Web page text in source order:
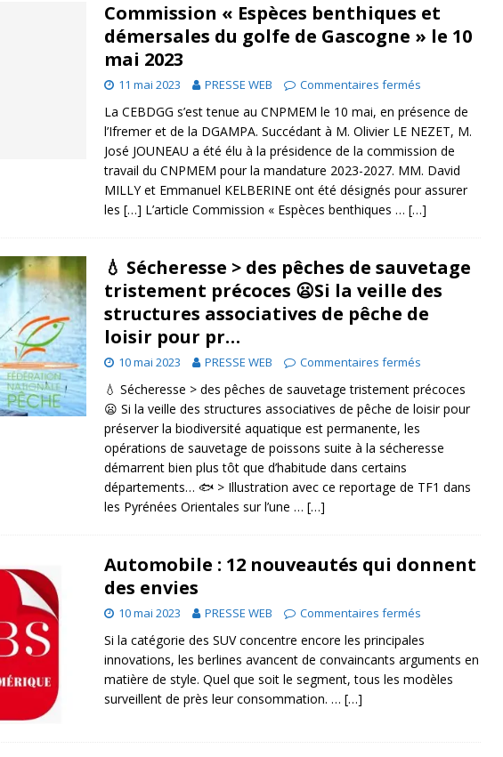
Commission « Espèces benthiques et
démersales du golfe de Gascogne » le 10
mai 2023
11 mai 2023 PRESSE WEB Commentaires fermés
La CEBDGG s’est tenue au CNPMEM le 10 mai, en présence de
l’Ifremer et de la DGAMPA. Succédant à M. Olivier LE NEZET, M.
José JOUNEAU a été élu à la présidence de la commission de
travail du CNPMEM pour la mandature 2023-2027. MM. David
MILLY et Emmanuel KELBERINE ont été désignés pour assurer
les […] L’article Commission « Espèces benthiques … […]
💧 Sécheresse > des pêches de sauvetage
tristement précoces 😦Si la veille des
structures associatives de pêche de
loisir pour pr…
10 mai 2023 PRESSE WEB Commentaires fermés
💧 Sécheresse > des pêches de sauvetage tristement précoces
😦 Si la veille des structures associatives de pêche de loisir pour
préserver la biodiversité aquatique est permanente, les
opérations de sauvetage de poissons suite à la sécheresse
démarrent bien plus tôt que d’habitude dans certains
départements… 🐟 > Illustration avec ce reportage de TF1 dans
les Pyrénées Orientales sur l’une … […]
Automobile : 12 nouveautés qui donnent
des envies
10 mai 2023 PRESSE WEB Commentaires fermés
Si la catégorie des SUV concentre encore les principales
innovations, les berlines avancent de convaincants arguments en
matière de style. Quel que soit le segment, tous les modèles
surveillent de près leur consommation. … […]